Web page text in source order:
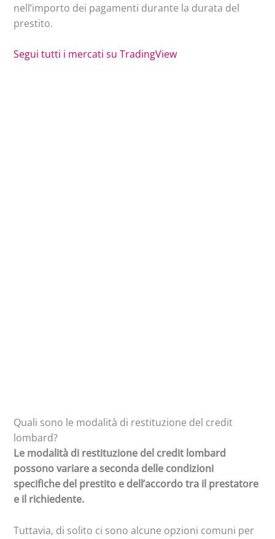
nell’importo dei pagamenti durante la durata del
prestito.
Segui tutti i mercati su TradingView
Quali sono le modalità di restituzione del credit
lombard?
Le modalità di restituzione del credit lombard
possono variare a seconda delle condizioni
specifiche del prestito e dell’accordo tra il prestatore
e il richiedente.
Tuttavia, di solito ci sono alcune opzioni comuni per